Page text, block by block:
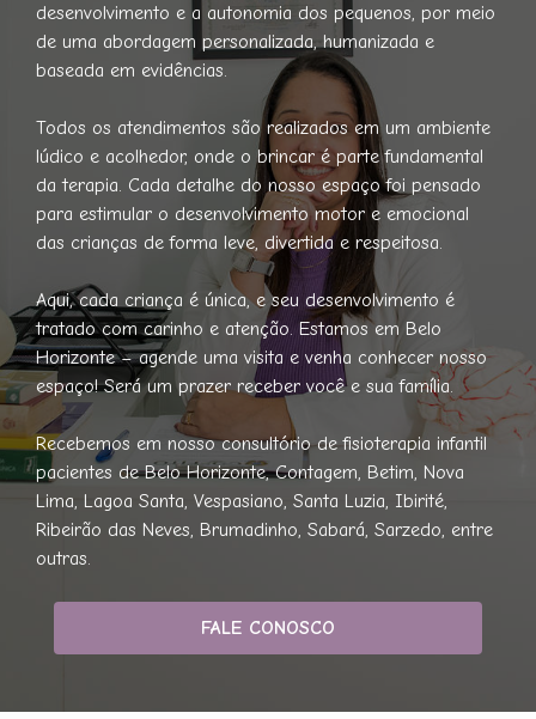
desenvolvimento e a autonomia dos pequenos, por meio
de uma abordagem personalizada, humanizada e
baseada em evidências.
Todos os atendimentos são realizados em um ambiente
lúdico e acolhedor, onde o brincar é parte fundamental
da terapia. Cada detalhe do nosso espaço foi pensado
para estimular o desenvolvimento motor e emocional
das crianças de forma leve, divertida e respeitosa.
Aqui, cada criança é única, e seu desenvolvimento é
tratado com carinho e atenção. Estamos em Belo
Horizonte – agende uma visita e venha conhecer nosso
espaço! Será um prazer receber você e sua família.
Recebemos em nosso consultório de fisioterapia infantil
pacientes de Belo Horizonte, Contagem, Betim, Nova
Lima, Lagoa Santa, Vespasiano, Santa Luzia, Ibirité,
Ribeirão das Neves, Brumadinho, Sabará, Sarzedo, entre
outras.
FALE CONOSCO